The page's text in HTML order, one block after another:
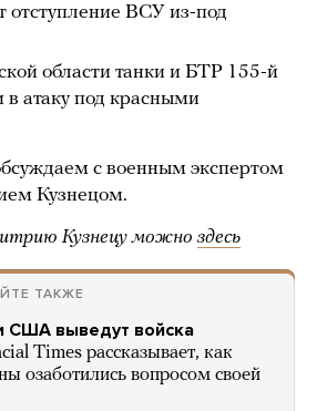
отступление ВСУ из-под
области танки и БТР 155-й
атаку под красными
с военным экспертом
Кузнецом.
Кузнецу можно здесь
ТАКЖЕ
США выведут войска
Times рассказывает, как
озаботились вопросом своей